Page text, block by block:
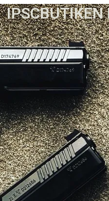
IPSCBUTIKEN